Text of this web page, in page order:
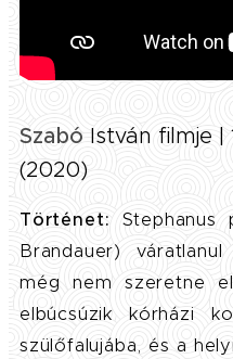
Szabó István filmje |
(2020)
Történet: Stephanus
Brandauer)
még nem szeretne
elbúcsúzik kórházi
szülőfalujába, és a